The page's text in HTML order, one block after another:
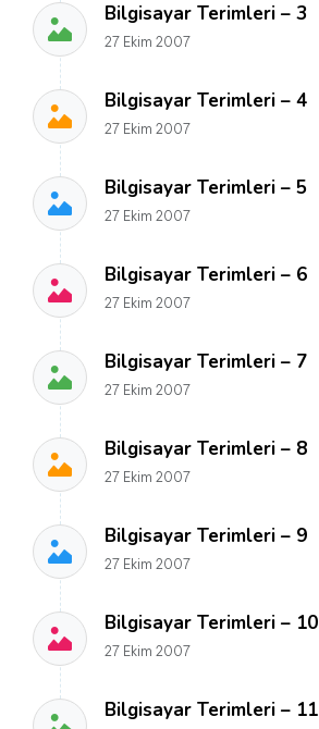
Bilgisayar Terimleri – 3
27 Ekim 2007
Bilgisayar Terimleri – 4
27 Ekim 2007
Bilgisayar Terimleri – 5
27 Ekim 2007
Bilgisayar Terimleri – 6
27 Ekim 2007
Bilgisayar Terimleri – 7
27 Ekim 2007
Bilgisayar Terimleri – 8
27 Ekim 2007
Bilgisayar Terimleri – 9
27 Ekim 2007
Bilgisayar Terimleri – 10
27 Ekim 2007
Bilgisayar Terimleri – 11